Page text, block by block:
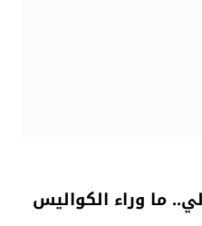
ما وراء الكواليس